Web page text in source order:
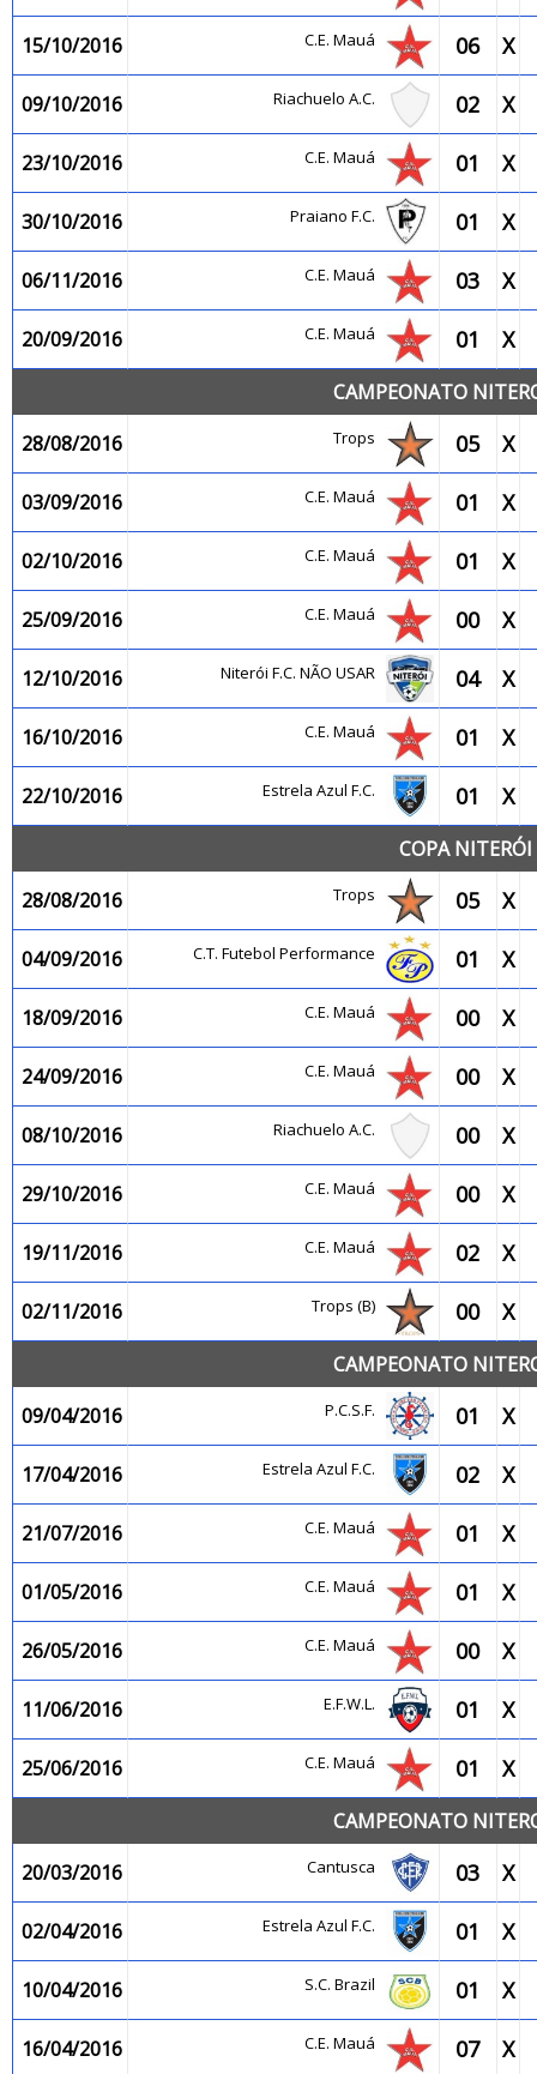
15/10/2016 C.E. Mauá 06 X
09/10/2016 Riachuelo A.C. 02 X
23/10/2016 C.E. Mauá 01 X
30/10/2016 Praiano F.C. 01 X
06/11/2016 C.E. Mauá 03 X
20/09/2016 C.E. Mauá 01 X
CAMPEONATO
28/08/2016
Trops 05 X
03/09/2016 C.E. Mauá 01 X
02/10/2016 C.E. Mauá 01 X
25/09/2016 C.E. Mauá 00 X
12/10/2016 Niterói F.C. NÃO USAR 04 X
16/10/2016 C.E. Mauá 01 X
22/10/2016 Estrela Azul F.C. 01 X
COPA
28/08/2016
Trops 05 X
04/09/2016 C.T. Futebol Performance 01 X
18/09/2016 C.E. Mauá 00 X
24/09/2016 C.E. Mauá 00 X
08/10/2016 Riachuelo A.C. 00 X
29/10/2016 C.E. Mauá 00 X
19/11/2016 C.E. Mauá 02 X
02/11/2016 Trops (B) 00 X
CAMPEONATO
09/04/2016
P.C.S.F. 01 X
17/04/2016 Estrela Azul F.C. 02 X
21/07/2016 C.E. Mauá 01 X
01/05/2016 C.E. Mauá 01 X
26/05/2016 C.E. Mauá 00 X
11/06/2016 E.F.W.L. 01 X
25/06/2016 C.E. Mauá 01 X
CAMPEONATO
20/03/2016
Cantusca 03 X
02/04/2016 Estrela Azul F.C. 01 X
10/04/2016 S.C. Brazil 01 X
16/04/2016 C.E. Mauá 07 X